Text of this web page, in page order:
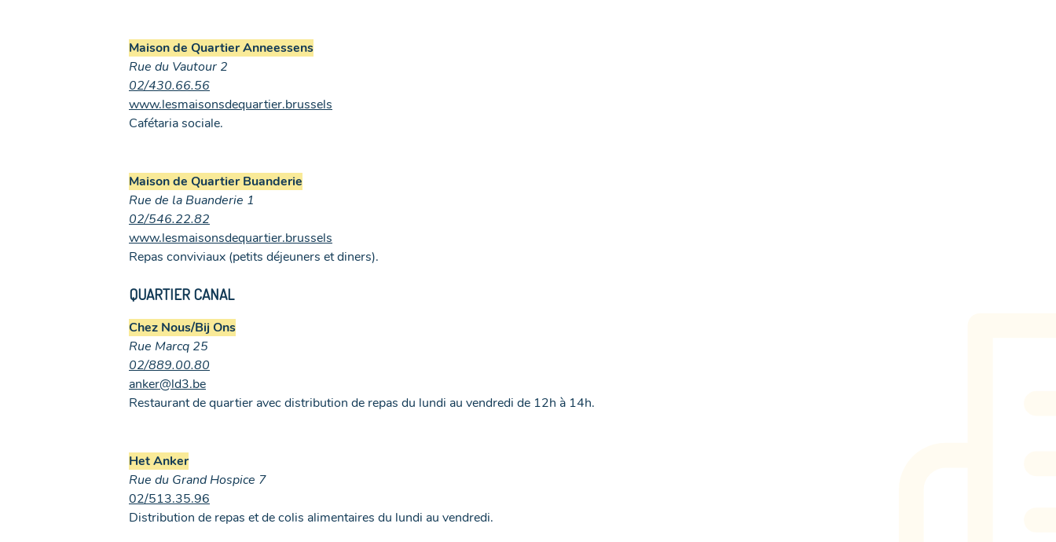
Maison de Quartier Anneessens
Rue du Vautour 2
02/430.66.56
www.lesmaisonsdequartier.brussels
Cafétaria sociale.
Maison de Quartier Buanderie
Rue de la Buanderie 1
02/546.22.82
www.lesmaisonsdequartier.brussels
Repas conviviaux (petits déjeuners et diners).
QUARTIER CANAL
Chez Nous/Bij Ons
Rue Marcq 25
02/889.00.80
anker@ld3.be
Restaurant de quartier avec distribution de repas du lundi au vendredi de 12h à 14h.
Het Anker
Rue du Grand Hospice 7
02/513.35.96
Distribution de repas et de colis alimentaires du lundi au vendredi.